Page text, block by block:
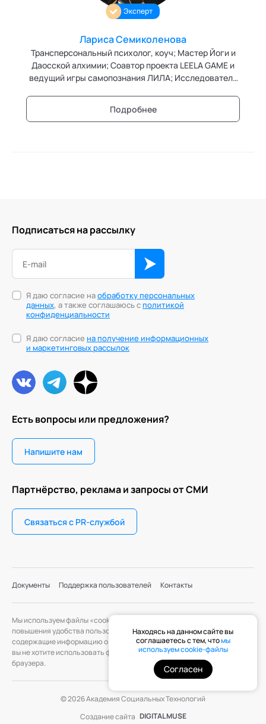
Эксперт
Лариса Семиколенова
Трансперсональный психолог, коуч; Мастер Йоги и
Даосской алхимии; Соавтор проекта LEELA GAME и
ведущий игры самопознания ЛИЛА; Исследователь
практик, писатель.
Подробнее
Есть вопросы или предложения?
Напишите нам
Партнёрство, реклама и запросы от СМИ
Связаться с PR-службой
Подписаться на рассылку
Я даю согласие наобработку персональных
данных, а также соглашаюсь сполитикой
конфиденциальности
Я даю согласие на получение информационных
и маркетинговых рассылок
Документы Поддержка пользователей Контакты
Мы используем файлы «cookie» с целью персонализации сервисов и
повышения удобства пользования веб-сайтом. «Cookie» — файлы,
содержащие информацию о предыдущих посещениях веб-сайта. Если
вы не хотите использовать файлы «cookie», измените настройки
браузера.
© 2026 Академия Социальных Технологий
Создание сайта DIGITAL MUSE
Находясь на данном сайте вы
соглашаетесь с тем, чтомы
используем cookie-файлы
Согласен